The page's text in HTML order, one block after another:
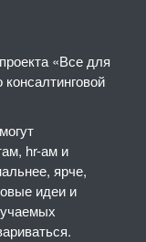
«Все для
hr-ам и
ярче,
идеи и